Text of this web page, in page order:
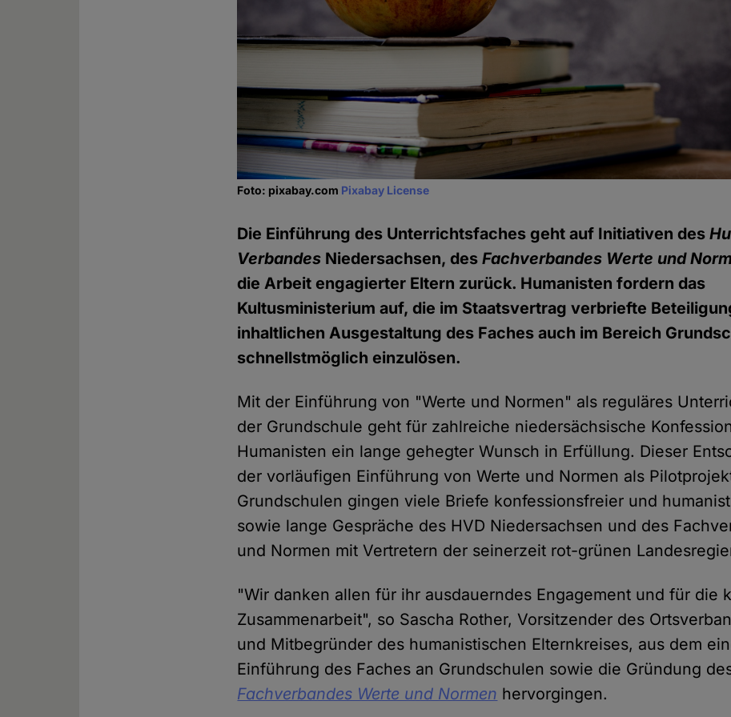
Foto: pixabay.com Pixabay License
Die Einführung des Unterrichtsfaches geht auf Initiativen des
Verbandes Niedersachsen, desFachverbandes Werte und
die Arbeit engagierter Eltern zurück. Humanisten fordern das
Kultusministerium auf, die im Staatsvertrag verbriefte
inhaltlichen Ausgestaltung des Faches auch im Bereich
schnellstmöglich einzulösen.
Mit der Einführung von "Werte und Normen" als reguläres
der Grundschule geht für zahlreiche niedersächsische
Humanisten ein lange gehegter Wunsch in Erfüllung. Dieser
der vorläufigen Einführung von Werte und Normen als
Grundschulen gingen viele Briefe konfessionsfreier und
sowie lange Gespräche des HVD Niedersachsen und des
und Normen mit Vertretern der seinerzeit rot-grünen
"Wir danken allen für ihr ausdauerndes Engagement und für die
Zusammenarbeit", so Sascha Rother, Vorsitzender des
und Mitbegründer des humanistischen Elternkreises, aus dem
Einführung des Faches an Grundschulen sowie die Gründung
Fachverbandes Werte und Normen hervorgingen.